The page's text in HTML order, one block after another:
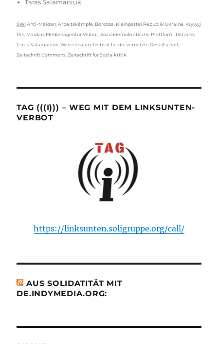
Taras Salamaniuk
Schlagwörter
SW: Anti-Maidan ,Arbeitskämpfe Borotba Kleinpartei Republik Ukraine Krywyj
Rih Maidan Medienagentur Vektor ,Sozialdemokratische Plattform. Ukraine
Taras Salamaniuk ,Weizenbaum-Institut für die vernetzte Gesellschaft
Zeitschrift Commons ,Zeitschrift für Sozialkritik
TAG (((I))) – WEG MIT DEM LINKSUNTEN-
VERBOT
https://linksunten.soligruppe.org/call/
AUS SOLIDATITÄT MIT
DE.INDYMEDIA.ORG: